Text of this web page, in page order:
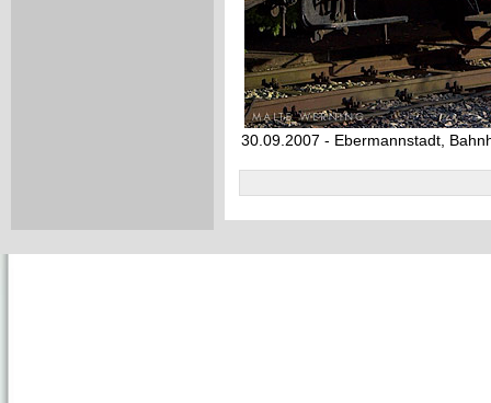
30.09.2007 - Ebermannstadt,